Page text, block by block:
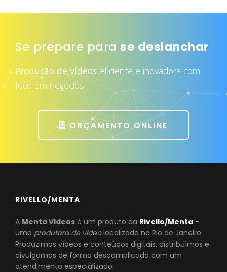
Se prepare para se deslanchar
Produção de vídeos eficiente e inovadora com
foco em negócios.
ORÇAMENTO ONLINE
RIVELLO/MENTA
A Menta Videos é um produto da Rivello/Menta -
uma produtora de vídeolocalizada no Rio de Janeiro.
Produzimos vídeos e conteúdos digitais, distribuímos e
divulgamos de forma descomplicada com um
atendimento especializado.